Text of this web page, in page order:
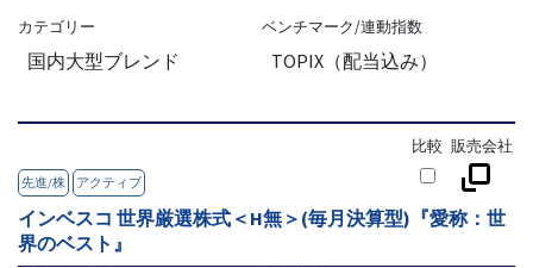
カテゴリー
国内大型ブレンド
ベンチマーク/連動指数
TOPIX（配当込み）
先進/株 アクティブ
比較 販売会社
インベスコ 世界厳選株式＜H無＞(毎月決算型)『愛称：世
界のベスト』